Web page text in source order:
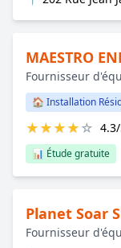
MAESTRO
Fournisseur
🏠 Installation
★★★★☆
📊 Étude gratuite
Planet Soar
Fournisseur